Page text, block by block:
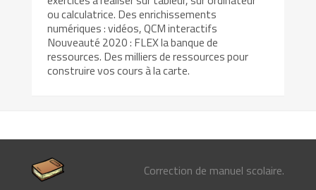
ou calculatrice. Des enrichissements
numériques : vidéos, QCM interactifs
Nouveauté 2020 : FLEX la banque de
ressources. Des milliers de ressources pour
construire vos cours à la carte.
Correction de manuel scolaire.